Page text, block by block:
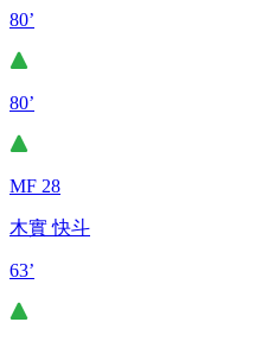
80’
80’
MF 28
木實 快斗
63’